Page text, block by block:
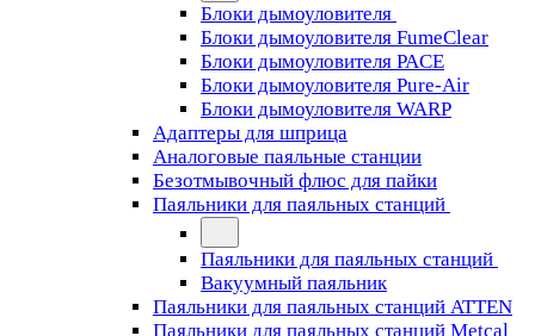
Блоки дымоуловителя
Блоки дымоуловителя FumeClear
Блоки дымоуловителя PACE
Блоки дымоуловителя Pure-Air
Блоки дымоуловителя WARP
Адаптеры для шприца
Аналоговые паяльные станции
Безотмывочный флюс для пайки
Паяльники для паяльных станций
Паяльники для паяльных станций
Вакуумный паяльник
Паяльники для паяльных станций ATTEN
Паяльники для паяльных станций Metcal